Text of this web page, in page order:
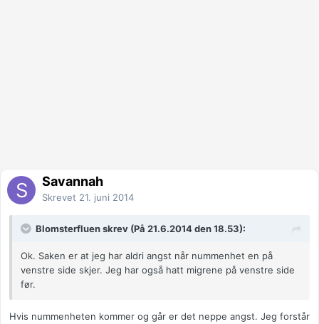
Savannah
Skrevet 21. juni 2014
Blomsterfluen skrev (På 21.6.2014 den 18.53):
Ok. Saken er at jeg har aldri angst når nummenhet en på
venstre side skjer. Jeg har også hatt migrene på venstre side
før.
Hvis nummenheten kommer og går er det neppe angst. Jeg forstår